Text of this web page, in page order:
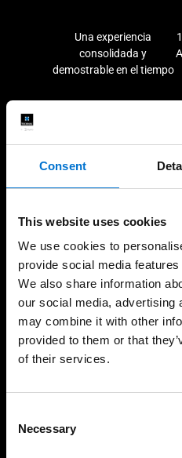
Consent
This website uses cookies
We use cookies to
provide social media
We also share information
our social media, advertising
may combine it with other
provided to them or that
of their services.
Selection
Necessary
Una experiencia
consolidada y
demostrable en el tiempo
responsables con el
medio ambiente
Nuestras soluciones
Ventanas practicables
Ventanas correderas
Puertas